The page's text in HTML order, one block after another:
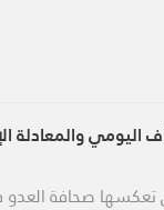
والمعادلة
تعكسها صحافة